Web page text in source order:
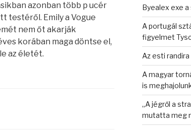
azonban több p ucér
testéről. Emily a Vogue
nem őt akarják
korában maga döntse el,
az életét.
Byealex exe
A portugál
figyelmet
Az esti
A magyar
is
„A jégről a
mutatta meg